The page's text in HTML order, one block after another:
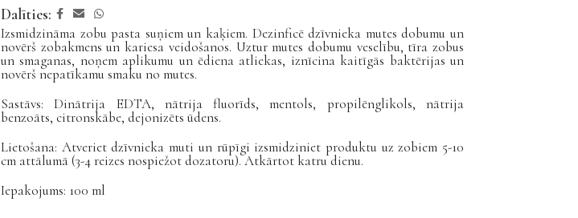
Dalīties:
Izsmidzināma zobu pasta suņiem un kaķiem. Dezinficē dzīvnieka mutes dobumu un
novērš zobakmens un kariesa veidošanos. Uztur mutes dobumu veselību, tīra zobus
un smaganas, noņem aplikumu un ēdiena atliekas, iznīcina kaitīgās baktērijas un
novērš nepatīkamu smaku no mutes.
Sastāvs: Dinātrija EDTA, nātrija fluorīds, mentols, propilēnglikols, nātrija
benzoāts, citronskābe, dejonizēts ūdens.
Lietošana: Atveriet dzīvnieka muti un rūpīgi izsmidziniet produktu uz zobiem 5-10
cm attālumā (3-4 reizes nospiežot dozatoru). Atkārtot katru dienu.
Iepakojums: 100 ml